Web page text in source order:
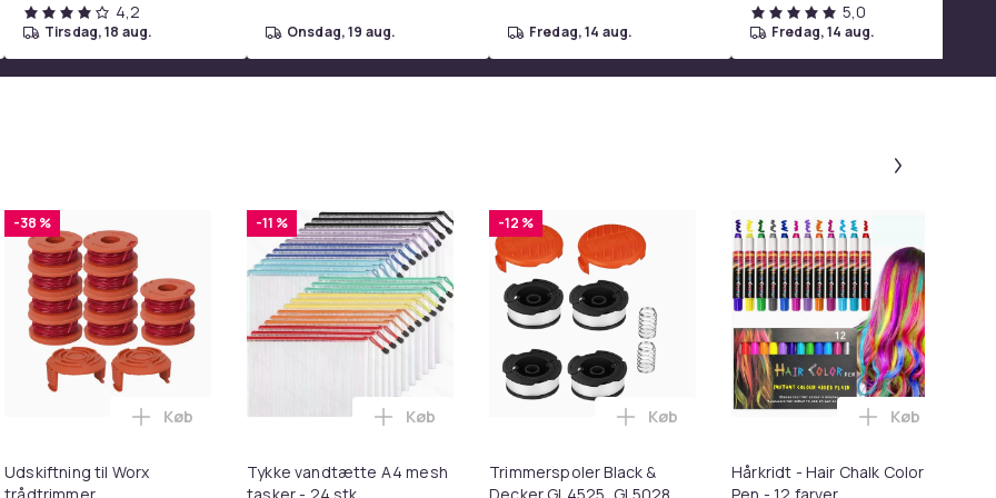
SHORTS:længde 42 cm; omkreds 60 - 80
(tilfældig farve)
46298dd8-bbe5-5876-ba83-6fef36e5a733
4,2
tirsdag, 18 aug. onsdag, 19 aug. fredag, 14 aug.
5,0
fredag, 14 aug.
Complete i kurven
Stor Hollywood Makeup Spejl med lys USB bordplade vægbeslag hvid 80 x 58 cm i kurven
-38 %
Udskiftning til Worx
Læg Udskiftning til Worx trådtrimmer i kurven
Køb
-11 %
Tykke vandtætte A4 mesh
Læg Tykke vandtætte A4 mesh tasker - 24 stk i kurven
Køb
-12 %
Trimmerspoler Black &
Læg Trimmerspoler Black & Decker
Køb
Hårkridt - Hair Chalk Color
Læg Hårkridt
Køb